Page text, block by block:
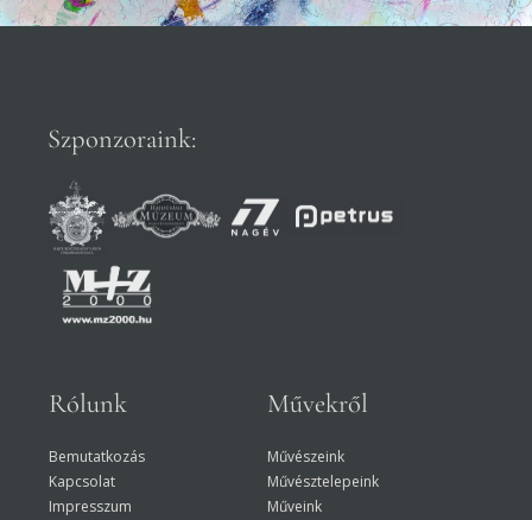
Szponzoraink:
Rólunk
Bemutatkozás
Kapcsolat
Impresszum
Művekről
Művészeink
Művésztelepeink
Műveink